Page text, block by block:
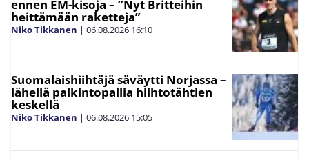
ennen EM-kisoja – ”Nyt Britteihin
heittämään raketteja”
Niko Tikkanen | 06.08.2026 16:10
Suomalaishiihtäjä säväytti Norjassa –
lähellä palkintopallia hiihtotähtien
keskellä
Niko Tikkanen | 06.08.2026 15:05